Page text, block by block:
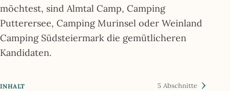
möchtest, sind Almtal Camp, Camping
Putterersee, Camping Murinsel oder Weinland
Camping Südsteiermark die gemütlicheren
Kandidaten.
INHALT 5 Abschnitte